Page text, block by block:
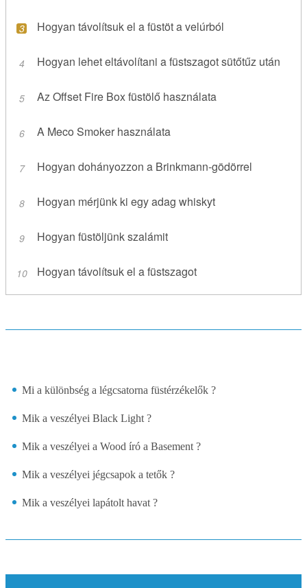
Hogyan távolítsuk el a füstöt a velúrból
Hogyan lehet eltávolítani a füstszagot sütőtűz után
Az Offset Fire Box füstölő használata
A Meco Smoker használata
Hogyan dohányozzon a Brinkmann-gödörrel
Hogyan mérjünk ki egy adag whiskyt
Hogyan füstöljünk szalámit
Hogyan távolítsuk el a füstszagot
Mi a különbség a légcsatorna füstérzékelők ?
Mik a veszélyei Black Light ?
Mik a veszélyei a Wood író a Basement ?
Mik a veszélyei jégcsapok a tetők ?
Mik a veszélyei lapátolt havat ?